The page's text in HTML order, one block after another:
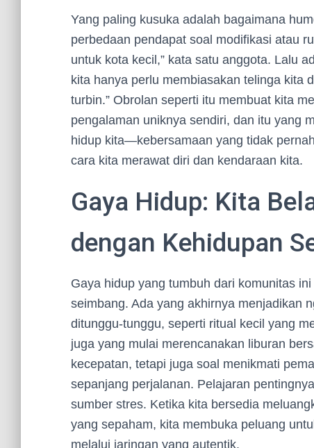
Yang paling kusuka adalah bagaimana
perbedaan pendapat soal modifikasi atau
untuk kota kecil,” kata satu anggota. Lalu
kita hanya perlu membiasakan telinga kita
turbin.” Obrolan seperti itu membuat kita
pengalaman uniknya sendiri, dan itu yang
hidup kita—kebersamaan yang tidak
cara kita merawat diri dan kendaraan kita.
Gaya Hidup: Kita
dengan Kehidupan
Gaya hidup yang tumbuh dari komunitas
seimbang. Ada yang akhirnya menjadikan
ditunggu-tunggu, seperti ritual kecil yang
juga yang mulai merencanakan liburan
kecepatan, tetapi juga soal menikmati
sepanjang perjalanan. Pelajaran
sumber stres. Ketika kita bersedia
yang sepaham, kita membuka peluang
melalui jaringan yang autentik.